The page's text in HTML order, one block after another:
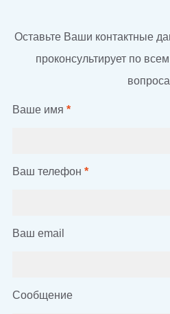
Оставьте Ваши контактные
проконсультирует по
Ваше имя *
Ваш телефон *
Ваш email
Сообщение